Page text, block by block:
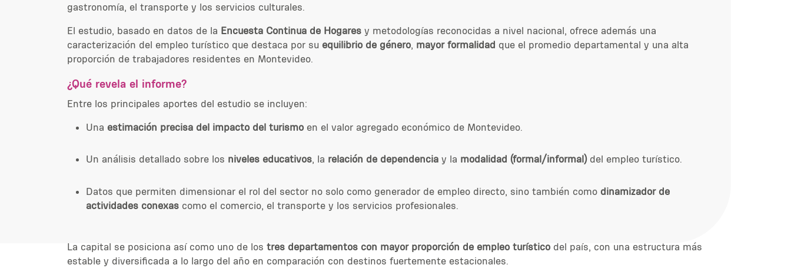
gastronomía, el transporte y los servicios culturales.
El estudio, basado en datos de la Encuesta Continua de Hogares y metodologías reconocidas a nivel nacional, ofrece además una
caracterización del empleo turístico que destaca por su equilibrio de género, mayor formalidad que el promedio departamental y una alta
proporción de trabajadores residentes en Montevideo.
¿Qué revela el informe?
Entre los principales aportes del estudio se incluyen:
Una estimación precisa del impacto del turismo en el valor agregado económico de Montevideo.
Un análisis detallado sobre los niveles educativos, la relación de dependencia y la modalidad (formal/informal)del empleo turístico.
Datos que permiten dimensionar el rol del sector no solo como generador de empleo directo, sino también como dinamizador de
actividades conexas como el comercio, el transporte y los servicios profesionales.
La capital se posiciona así como uno de los tres departamentos con mayor proporción de empleo turístico del país, con una estructura más
estable y diversificada a lo largo del año en comparación con destinos fuertemente estacionales.